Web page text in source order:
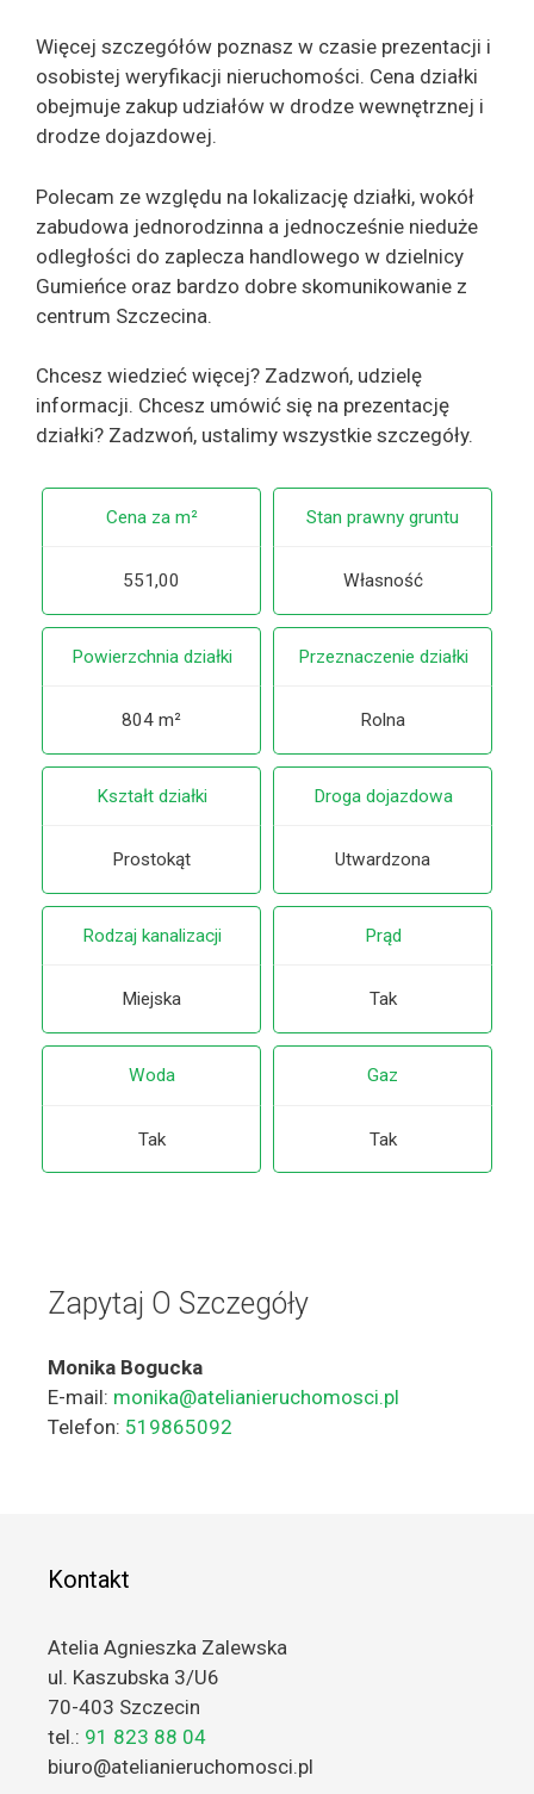
Więcej szczegółów poznasz w czasie prezentacji i
osobistej weryfikacji nieruchomości. Cena działki
obejmuje zakup udziałów w drodze wewnętrznej i
drodze dojazdowej.
Polecam ze względu na lokalizację działki, wokół
zabudowa jednorodzinna a jednocześnie nieduże
odległości do zaplecza handlowego w dzielnicy
Gumieńce oraz bardzo dobre skomunikowanie z
centrum Szczecina.
Chcesz wiedzieć więcej? Zadzwoń, udzielę
informacji. Chcesz umówić się na prezentację
działki? Zadzwoń, ustalimy wszystkie szczegóły.
Cena za m²
551,00
Stan prawny gruntu
Własność
Powierzchnia działki
804 m²
Przeznaczenie działki
Rolna
Kształt działki
Prostokąt
Droga dojazdowa
Utwardzona
Rodzaj kanalizacji
Miejska
Prąd
Tak
Woda
Tak
Gaz
Tak
Zapytaj O Szczegóły
Monika Bogucka
E-mail: monika@atelianieruchomosci.pl
Telefon: 519865092
Kontakt
Atelia Agnieszka Zalewska
ul. Kaszubska 3/U6
70-403 Szczecin
tel.: 91 823 88 04
biuro@atelianieruchomosci.pl